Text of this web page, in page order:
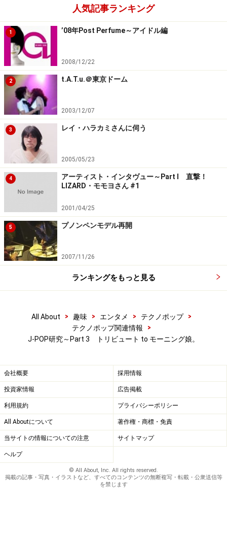
人気記事ランキング
1 ’08年Post Perfume～アイドル編
2008/12/22
2 t.A.T.u.＠東京ドーム
2003/12/07
3 レイ・ハラカミさんに伺う
2005/05/23
4
アーティスト・インタヴュー～Part I 直撃！
LIZARD・モモヨさん #1
2001/04/25
5 プノンペンモデル再開
2007/11/26
ランキングをもっと見る
All About > 趣味 > エンタメ > テクノポップ
>
テクノポップ関連情報
>
J-POP研究～Part 3 トリビュート to モーニング娘。
会社概要 採用情報
投資家情報 広告掲載
利用規約 プライバシーポリシー
All Aboutについて 著作権・商標・免責
当サイトの情報についての注意 サイトマップ
ヘルプ
© All About, Inc. All rights reserved.
掲載の記事・写真・イラストなど、すべてのコンテンツの無断複写・転載・公衆送信等
を禁じます